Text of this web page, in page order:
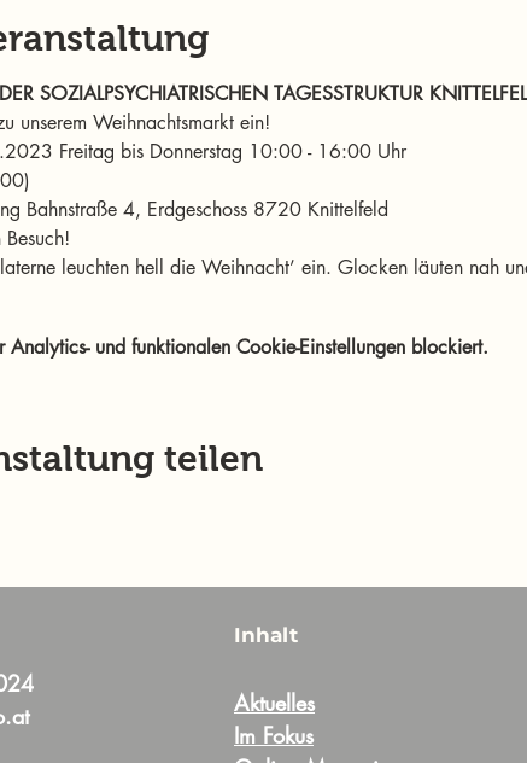
SOZIALPSYCHIATRISCHEN TAGESSTRUKTUR
unserem Weihnachtsmarkt ein!
Freitag bis Donnerstag 10:00 - 16:00 Uhr
Bahnstraße 4, Erdgeschoss 8720 Knittelfeld
leuchten hell die Weihnacht’ ein. Glocken läuten nah
und funktionalen Cookie-Einstellungen blockiert.
teilen
Inhalt
Aktuelles
Im Fokus